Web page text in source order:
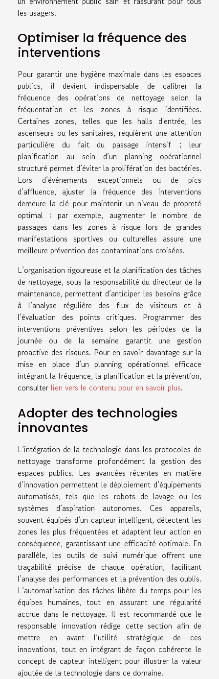
les usagers.
Optimiser la fréquence des
interventions
Pour garantir une hygiène maximale dans les espaces
publics, il devient indispensable de calibrer la
fréquence des opérations de nettoyage selon la
fréquentation et les zones à risque identifiées.
Certaines zones, telles que les halls d'entrée, les
ascenseurs ou les sanitaires, requièrent une attention
particulière du fait du passage intensif ; leur
planification au sein d’un planning opérationnel
structuré permet d’éviter la prolifération des bactéries.
Lors d’événements exceptionnels ou de pics
d’affluence, ajuster la fréquence des interventions
demeure la clé pour maintenir un niveau de propreté
optimal : par exemple, augmenter le nombre de
passages dans les zones à risque lors de grandes
manifestations sportives ou culturelles assure une
meilleure prévention des contaminations croisées.
L’organisation rigoureuse et la planification des tâches
de nettoyage, sous la responsabilité du directeur de la
maintenance, permettent d’anticiper les besoins grâce
à l’analyse régulière des flux de visiteurs et à
l’évaluation des points critiques. Programmer des
interventions préventives selon les périodes de la
journée ou de la semaine garantit une gestion
proactive des risques. Pour en savoir davantage sur la
mise en place d’un planning opérationnel efficace
intégrant la fréquence, la planification et la prévention,
consulter lien vers le contenu pour en savoir plus.
Adopter des technologies
innovantes
L’intégration de la technologie dans les protocoles de
nettoyage transforme profondément la gestion des
espaces publics. Les avancées récentes en matière
d’innovation permettent le déploiement d’équipements
automatisés, tels que les robots de lavage ou les
systèmes d’aspiration autonomes. Ces appareils,
souvent équipés d’un capteur intelligent, détectent les
zones les plus fréquentées et adaptent leur action en
conséquence, garantissant une efficacité optimale. En
parallèle, les outils de suivi numérique offrent une
traçabilité précise de chaque opération, facilitant
l’analyse des performances et la prévention des oublis.
L’automatisation des tâches libère du temps pour les
équipes humaines, tout en assurant une régularité
accrue dans le nettoyage. Il est recommandé que le
responsable innovation rédige cette section afin de
mettre en avant l’utilité stratégique de ces
innovations, tout en intégrant de façon cohérente le
concept de capteur intelligent pour illustrer la valeur
ajoutée de la technologie dans ce domaine.